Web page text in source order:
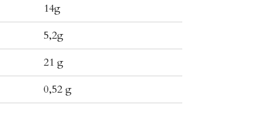
14g
5,2g
21 g
0,52 g